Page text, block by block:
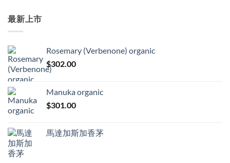
最新上市
Rosemary (Verbenone) organic
$302.00
Manuka organic
$301.00
馬達加斯加香茅